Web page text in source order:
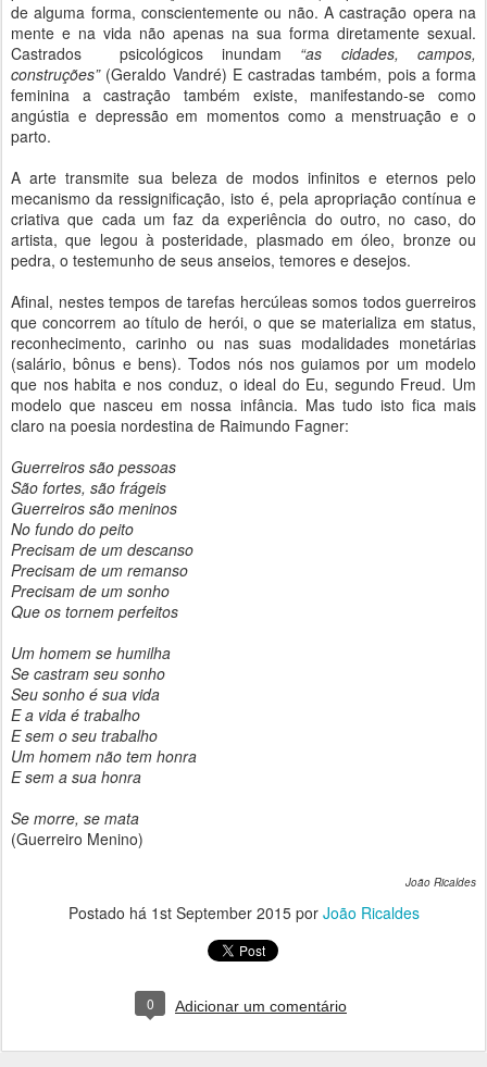
de alguma forma, conscientemente ou não. A castração opera na
mente e na vida não apenas na sua forma diretamente sexual.
Castrados psicológicos inundam “as cidades, campos,
construções”(Geraldo Vandré) E castradas também, pois a forma
feminina a castração também existe, manifestando-se como
angústia e depressão em momentos como a menstruação e o
parto.
A arte transmite sua beleza de modos infinitos e eternos pelo
mecanismo da ressignificação, isto é, pela apropriação contínua e
criativa que cada um faz da experiência do outro, no caso, do
artista, que legou à posteridade, plasmado em óleo, bronze ou
pedra, o testemunho de seus anseios, temores e desejos.
Afinal, nestes tempos de tarefas hercúleas somos todos guerreiros
que concorrem ao título de herói, o que se materializa em status,
reconhecimento, carinho ou nas suas modalidades monetárias
(salário, bônus e bens). Todos nós nos guiamos por um modelo
que nos habita e nos conduz, o ideal do Eu, segundo Freud. Um
modelo que nasceu em nossa infância. Mas tudo isto fica mais
claro na poesia nordestina de Raimundo Fagner:
Guerreiros são pessoas
São fortes, são frágeis
Guerreiros são meninos
No fundo do peito
Precisam de um descanso
Precisam de um remanso
Precisam de um sonho
Que os tornem perfeitos
Um homem se humilha
Se castram seu sonho
Seu sonho é sua vida
E a vida é trabalho
E sem o seu trabalho
Um homem não tem honra
E sem a sua honra
Se morre, se mata
(Guerreiro Menino)
João Ricaldes
Postado há 1st September 2015por João Ricaldes
0 Adicionar um comentário